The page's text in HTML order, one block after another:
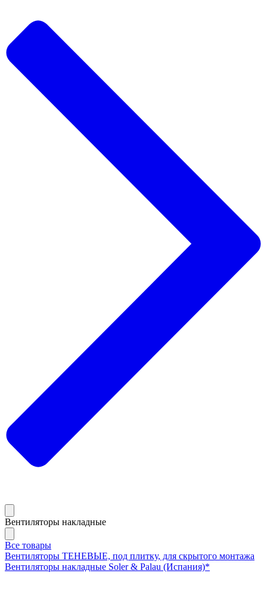
Вентиляторы накладные
Все товары
Вентиляторы ТЕНЕВЫЕ, под плитку, для скрытого монтажа
Вентиляторы накладные Soler & Palau (Испания)*